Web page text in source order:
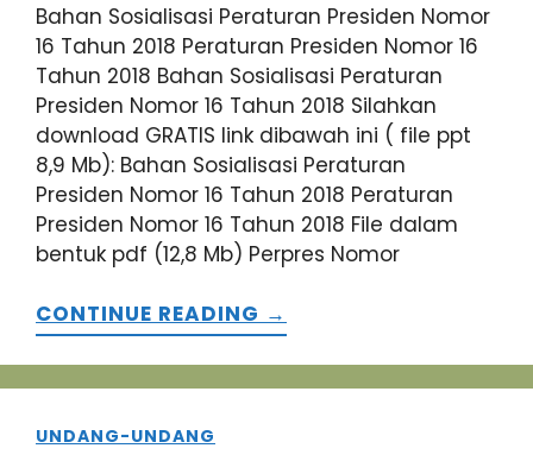
Bahan Sosialisasi Peraturan Presiden Nomor
16 Tahun 2018 Peraturan Presiden Nomor 16
Tahun 2018 Bahan Sosialisasi Peraturan
Presiden Nomor 16 Tahun 2018 Silahkan
download GRATIS link dibawah ini ( file ppt
8,9 Mb): Bahan Sosialisasi Peraturan
Presiden Nomor 16 Tahun 2018 Peraturan
Presiden Nomor 16 Tahun 2018 File dalam
bentuk pdf (12,8 Mb) Perpres Nomor
CONTINUE READING →
UNDANG-UNDANG